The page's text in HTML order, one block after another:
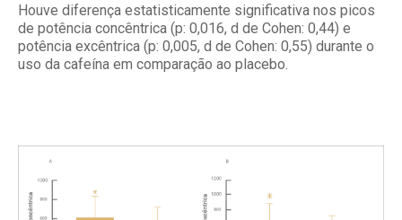
Houve diferença estatisticamente significativa nos picos
de potência concêntrica (p: 0,016, d de Cohen: 0,44) e
potência excêntrica (p: 0,005, d de Cohen: 0,55) durante o
uso da cafeína em comparação ao placebo.